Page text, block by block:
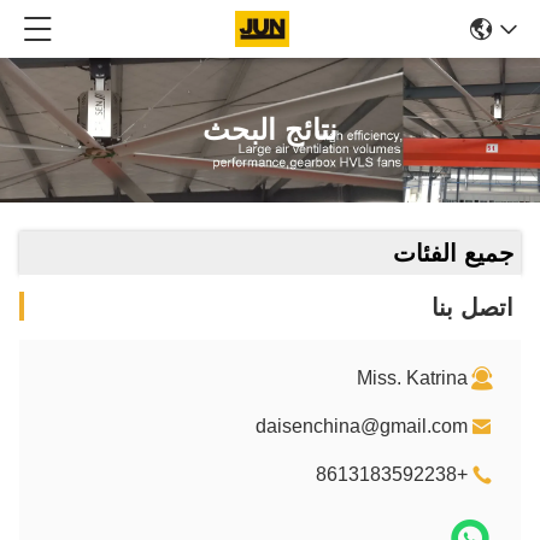
نتائج البحث
جميع الفئات
اتصل بنا
Miss. Katrina
daisenchina@gmail.com
+8613183592238